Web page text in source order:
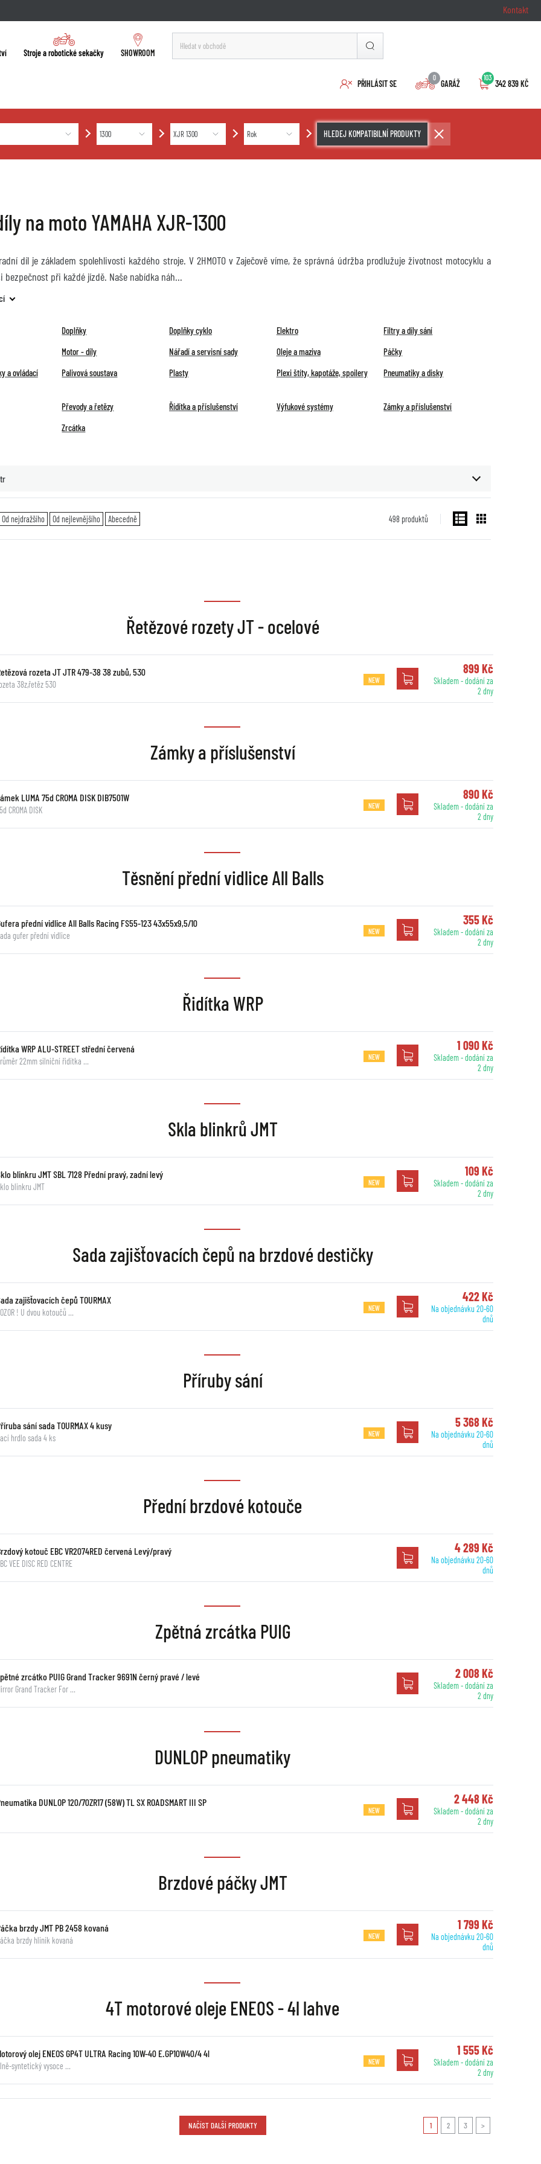
Kontakt
Stroje a robotické sekačky SHOWROOM
PŘIHLÁSIT SE
0
GARÁŽ
103
342 839 KČ
HLEDEJ KOMPATIBILNÍ PRODUKTY
na moto YAMAHA XJR-1300
díl je základem spolehlivosti každého stroje. V 2HMOTO v Zaječově víme, že správná údržba prodlužuje životnost motocyklu a
bezpečnost při každé jízdě. Naše nabídka náh
Doplňky Doplňky cyklo Elektro
Filtry a díly sání
Motor - díly
Nářadí a servisní sady Oleje a maziva
Páčky
a ovládací
Palivová soustava Plasty Plexi štíty, kapotáže, spoilery Pneumatiky a disky
Převody a řetězy Řídítka a příslušenství Výfukové systémy
Zámky a příslušenství
Zrcátka
498 produktů
Od nejdražšího Od nejlevnějšího Abecedně
Řetězové rozety JT - ocelové
rozeta JT JTR 479-38 38 zubů, 530
38z,řetěz 530 NEW
899 Kč
Skladem - dodání za
2 dny
Zámky a příslušenství
LUMA 75d CROMA DISK DIB7501W
CROMA DISK NEW
890 Kč
Skladem - dodání za
2 dny
Těsnění přední vidlice All Balls
přední vidlice All Balls Racing FS55-123 43x55x9,5/10
gufer přední vidlice NEW
355 Kč
Skladem - dodání za
2 dny
Řidítka WRP
WRP ALU-STREET střední červená
22mm silniční řidítka … NEW
1 090 Kč
Skladem - dodání za
2 dny
Skla blinkrů JMT
blinkru JMT SBL 7128 Přední pravý, zadní levý
blinkru JMT NEW
109 Kč
Skladem - dodání za
2 dny
Sada zajišťovacích čepů na brzdové destičky
zajišťovacích čepů TOURMAX
! U dvou kotoučů … NEW
422 Kč
Na objednávku 20-60
dnů
Příruby sání
sání sada TOURMAX 4 kusy
hrdlo sada 4 ks NEW
5 368 Kč
Na objednávku 20-60
dnů
Přední brzdové kotouče
kotouč EBC VR2074RED červená Levý/pravý
VEE DISC RED CENTRE
4 289 Kč
Na objednávku 20-60
dnů
Zpětná zrcátka PUIG
zrcátko PUIG Grand Tracker 9691N černý pravé / levé
Grand Tracker For …
2 008 Kč
Skladem - dodání za
2 dny
DUNLOP pneumatiky
DUNLOP 120/70ZR17 (58W) TL SX ROADSMART III SP
NEW
2 448 Kč
Skladem - dodání za
2 dny
Brzdové páčky JMT
brzdy JMT PB 2458 kovaná
brzdy hliník kovaná NEW
1 799 Kč
Na objednávku 20-60
dnů
4T motorové oleje ENEOS - 4l lahve
olej ENEOS GP4T ULTRA Racing 10W-40 E.GP10W40/4 4l
syntetický vysoce … NEW
1 555 Kč
Skladem - dodání za
2 dny
NAČÍST DALŠÍ PRODUKTY 1 2 3 >